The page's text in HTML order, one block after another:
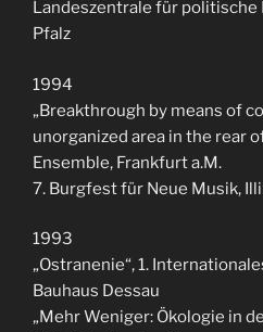
Landeszentrale für politische
Pfalz
1994
„Breakthrough by means of
unorganized area in the rear
Ensemble, Frankfurt a.M.
7. Burgfest für Neue Musik,
1993
„Ostranenie“, 1.
Bauhaus Dessau
„Mehr Weniger: Ökologie in